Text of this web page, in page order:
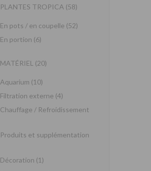
PLANTES TROPICA (58)
En pots / en coupelle (52)
En portion (6)
MATÉRIEL (20)
Aquarium (10)
Filtration externe (4)
Chauffage / Refroidissement
Produits et supplémentation
Décoration (1)